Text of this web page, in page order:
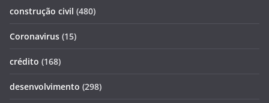
construção civil (480)
Coronavirus (15)
crédito (168)
desenvolvimento (298)